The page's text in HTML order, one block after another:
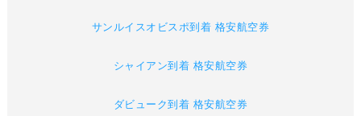
サンルイスオビスポ到着 格安航空券
シャイアン到着 格安航空券
ダビューク到着 格安航空券